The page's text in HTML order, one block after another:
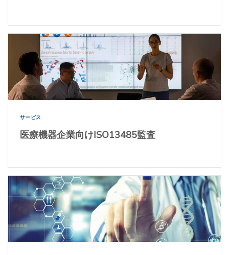
サービス
医療機器企業向けISO13485監査